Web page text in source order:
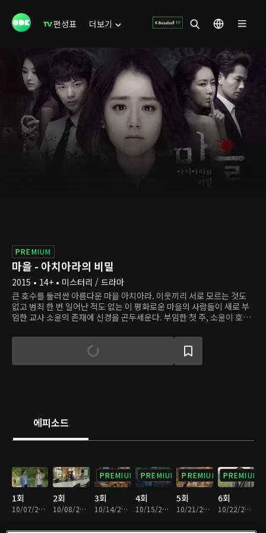
편성표 더보기
PREMIUM
마을 - 아치아라의 비밀
2015 • 14+ • 미스터리 / 드라마
큰 호수를 둘러싼 아름다운 마을 아치아라. 이웃끼리 서로 모르는 것도
없고 범죄 한 번 일어난 적도 없는 이 평화로운 마을의 사람들이 새로 부
임한 교사 소윤의 존재에 신경을 곤두세운다. 부임한 첫 주, 소윤이 호숫
지고, 절대 들켜서는 안 되는 마을 사람들 한 명 한 명의 비밀이 하나씩 밝
에피소드
1회
10/07/2015 • 59분
2회
10/08/2015 • 59분
PREMIUM
3회
10/14/2015 • 58분
PREMIUM
4회
10/15/2015 • 59분
PREMIUM
5회
10/21/2015 • 1시간
PREMIUM
6회
10/22/2015 • 1시간